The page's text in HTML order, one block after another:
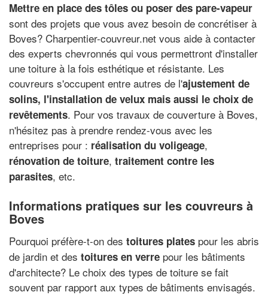
Mettre en place des tôles ou poser des pare-vapeur
sont des projets que vous avez besoin de concrétiser à
Boves? Charpentier-couvreur.net vous aide à contacter
des experts chevronnés qui vous permettront d'installer
une toiture à la fois esthétique et résistante. Les
couvreurs s'occupent entre autres de l'ajustement de
solins, l'installation de velux mais aussi le choix de
revêtements. Pour vos travaux de couverture à Boves,
n'hésitez pas à prendre rendez-vous avec les
entreprises pour : réalisation du voligeage,
rénovation de toiture, traitement contre les
parasites, etc.
Informations pratiques sur les couvreurs à
Boves
Pourquoi préfère-t-on des toitures plates pour les abris
de jardin et des toitures en verre pour les bâtiments
d'architecte? Le choix des types de toiture se fait
souvent par rapport aux types de bâtiments envisagés.